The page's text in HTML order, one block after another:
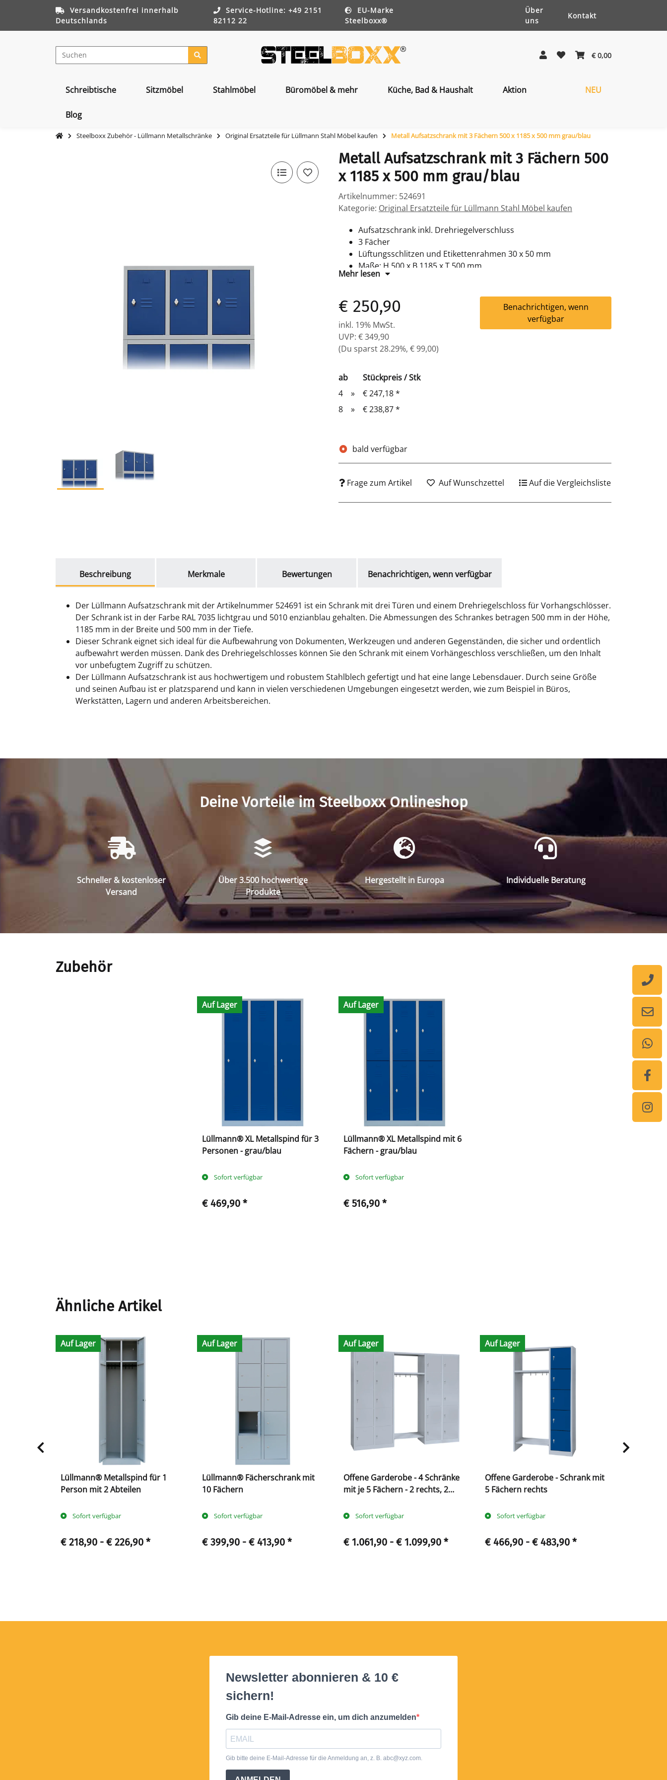
Versandkostenfrei innerhalb
Deutschlands
Service-Hotline: +49 2151
82112 22
EU-Marke
Steelboxx®
Über
uns
Kontakt
€ 0,00
Schreibtische Sitzmöbel Stahlmöbel Büromöbel & mehr Küche, Bad & Haushalt Aktion NEU
Blog
Steelboxx Zubehör - Lüllmann Metallschränke Original Ersatzteile für Lüllmann Stahl Möbel kaufen Metall Aufsatzschrank mit 3 Fächern 500 x 1185 x 500 mm grau/blau
Metall Aufsatzschrank mit 3 Fächern 500
x 1185 x 500 mm grau/blau
Artikelnummer: 524691
Kategorie: Original Ersatzteile für Lüllmann Stahl Möbel kaufen
Aufsatzschrank inkl. Drehriegelverschluss
3 Fächer
Lüftungsschlitzen und Etikettenrahmen 30 x 50 mm
Maße: H 500 x B 1185 x T 500 mm
Farbe RAL 7035/5010 lichtgrau/enzianblau
Mehr lesen
€ 250,90
inkl. 19% MwSt.
UVP: € 349,90
(Du sparst28.29%, € 99,00)
ab
Stückpreis / Stk
4
» € 247,18*
8
» € 238,87*
bald verfügbar
Benachrichtigen, wenn
verfügbar
Frage zum Artikel Auf Wunschzettel Auf die Vergleichsliste
Beschreibung
Merkmale Bewertungen Benachrichtigen, wenn verfügbar
Der Lüllmann Aufsatzschrank mit der Artikelnummer 524691 ist ein Schrank mit drei Türen und einem Drehriegelschloss für Vorhangschlösser.
Der Schrank ist in der Farbe RAL 7035 lichtgrau und 5010 enzianblau gehalten. Die Abmessungen des Schrankes betragen 500 mm in der Höhe,
1185 mm in der Breite und 500 mm in der Tiefe.
Dieser Schrank eignet sich ideal für die Aufbewahrung von Dokumenten, Werkzeugen und anderen Gegenständen, die sicher und ordentlich
aufbewahrt werden müssen. Dank des Drehriegelschlosses können Sie den Schrank mit einem Vorhängeschloss verschließen, um den Inhalt
vor unbefugtem Zugriff zu schützen.
Der Lüllmann Aufsatzschrank ist aus hochwertigem und robustem Stahlblech gefertigt und hat eine lange Lebensdauer. Durch seine Größe
und seinen Aufbau ist er platzsparend und kann in vielen verschiedenen Umgebungen eingesetzt werden, wie zum Beispiel in Büros,
Werkstätten, Lagern und anderen Arbeitsbereichen.
Deine Vorteile im Steelboxx Onlineshop
Schneller & kostenloser
Versand
Über 3.500 hochwertige
Produkte
Hergestellt in Europa Individuelle Beratung
Zubehör
Auf Lager
Lüllmann® XL Metallspind für 3
Personen - grau/blau
Sofort verfügbar
€ 469,90 *
Auf Lager
Lüllmann® XL Metallspind mit 6
Fächern - grau/blau
Sofort verfügbar
€ 516,90 *
Ähnliche Artikel
Auf Lager
Lüllmann® Metallspind für 1
Person mit 2 Abteilen
Sofort verfügbar
€ 218,90 - € 226,90 *
Auf Lager
Lüllmann® Fächerschrank mit
10 Fächern
Sofort verfügbar
€ 399,90 - € 413,90 *
Auf Lager
Offene Garderobe - 4 Schränke
mit je 5 Fächern - 2 rechts, 2
Sofort verfügbar
€ 1.061,90 - € 1.099,90 *
Auf Lager
Offene Garderobe - Schrank mit
5 Fächern rechts
Sofort verfügbar
€ 466,90 - € 483,90 *